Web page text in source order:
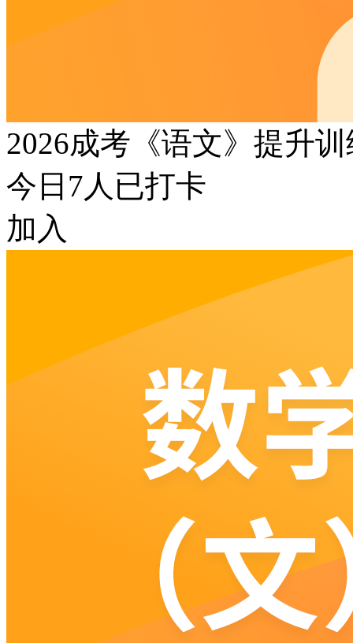
2026成考《语文》提升
今日 7人已打卡
加入